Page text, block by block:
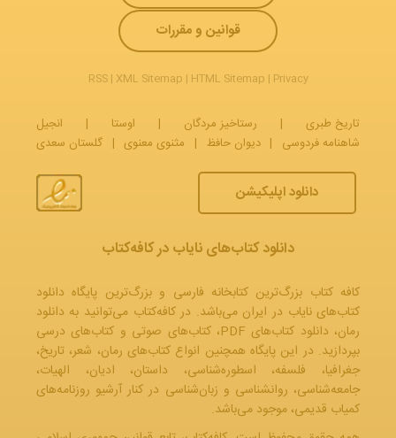
قوانین و مقررات
RSS| XML Sitemap | HTML Sitemap | Privacy
تاریخ طبری | رستاخیز مردگان | اوستا |
انجیل
شاهنامه فردوسی | دیوان حافظ | مثنوی معنوی | گلستان سعدی
دانلود اپلیکیشن
دانلود کتاب‌های نایاب در کافه‌کتاب
کافه کتاب بزرگ‌ترین کتابخانه فارسی و بزرگ‌ترین پایگاه دانلود
کتاب‌های نایاب در ایران می‌باشد. در کافه‌کتاب می‌توانید به دانلود
رمان، دانلود کتاب‌های PDF، کتاب‌های صوتی و کتاب‌های درسی
بپردازید. در این پایگاه همچنین انواع کتاب‌های رمان، شعر، تاریخ،
جغرافیا، فلسفه، اسطوره‌شناسی، داستان، ادیان، الهیات،
جامعه‌شناسی، روانشناسی و زبان‌شناسی در کنار آرشیو روزنامه‌های
کمیاب قدیمی، موجود می‌باشد.